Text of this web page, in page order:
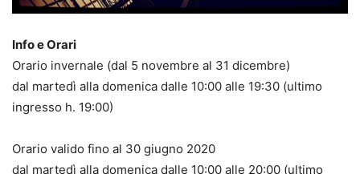
Info e Orari
Orario invernale (dal 5 novembre al 31 dicembre)
dal martedì alla domenica dalle 10:00 alle 19:30 (ultimo
ingresso h. 19:00)
Orario valido fino al 30 giugno 2020
dal martedì alla domenica dalle 10:00 alle 20:00 (ultimo